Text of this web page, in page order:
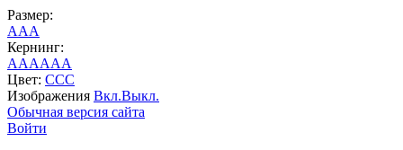
Размер:
AAA
Кернинг:
AAAAAA
Цвет: CCC
Изображения Вкл.Выкл.
Обычная версия сайта
Войти